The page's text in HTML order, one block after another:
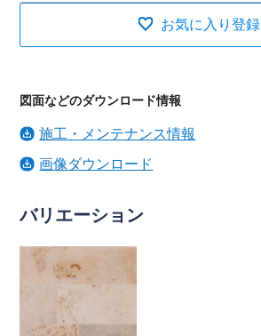
お気に入り登録
図面などのダウンロード情報
施工・メンテナンス情報
画像ダウンロード
バリエーション